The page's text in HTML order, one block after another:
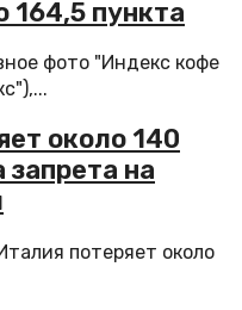
164,5 пункта
фото "Индекс кофе
около 140
запрета на
потеряет около